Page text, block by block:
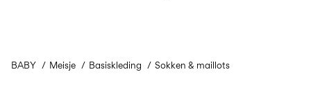
BABY Meisje Basiskleding Sokken & maillots